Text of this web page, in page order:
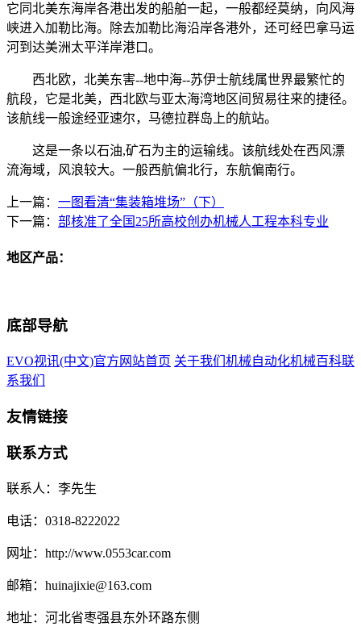
它同北美东海岸各港出发的船舶一起，一般都经莫纳，向风海
峡进入加勒比海。除去加勒比海沿岸各港外，还可经巴拿马运
河到达美洲太平洋岸港口。
西北欧，北美东害--地中海--苏伊士航线属世界最繁忙的
航段，它是北美，西北欧与亚太海湾地区间贸易往来的捷径。
该航线一般途经亚速尔，马德拉群岛上的航站。
这是一条以石油,矿石为主的运输线。该航线处在西风漂
流海域，风浪较大。一般西航偏北行，东航偏南行。
上一篇： 一图看清“集装箱堆场”（下）
下一篇： 部核准了全国25所高校创办机械人工程本科专业
地区产品：
底部导航
EVO视讯(中文)官方网站首页 关于我们 机械自动化机械百科联
系我们
友情链接
联系方式
联系人：李先生
电话：0318-8222022
网址：http://www.0553car.com
邮箱：huinajixie@163.com
地址：河北省枣强县东外环路东侧